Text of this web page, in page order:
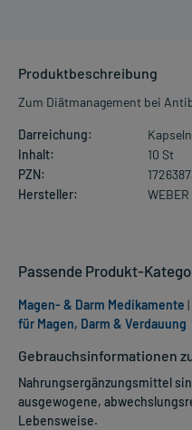
Produktbeschreibung
Zum Diätmanagement bei
Darreichung:
Kapseln
Inhalt:
10 St
PZN:
Hersteller:
Gebrauchsinformationen
Nahrungsergänzungsmittel
ausgewogene,
Lebensweise.
Passende Produkt-
Magen- & Darm Medikamente |
für Magen, Darm & Verdauung